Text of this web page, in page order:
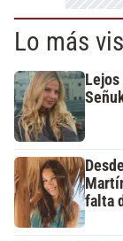
Lo más
falta